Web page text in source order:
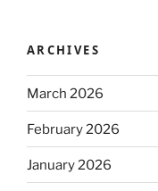
ARCHIVES
March 2026
February 2026
January 2026